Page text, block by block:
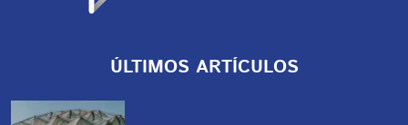
ÚLTIMOS ARTÍCULOS